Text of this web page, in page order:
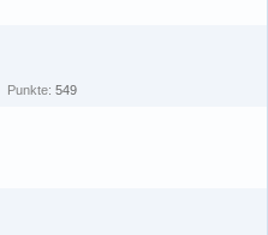
Punkte 549